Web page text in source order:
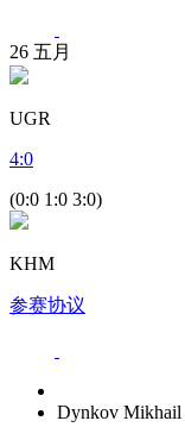
26 五月
UGR
4:0
(0:0 1:0 3:0)
KHM
参赛协议
Dynkov Mikhail